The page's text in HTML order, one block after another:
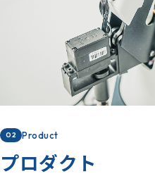
02 Product
プロダクト